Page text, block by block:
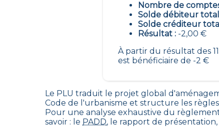
Nombre de
Solde débiteur
Solde créditeur
Résultat : -2,00 €
À partir du résultat des
est bénéficiaire de -2 €
Le PLU traduit le projet global
Code de l'urbanisme et structure les
Pour une analyse exhaustive du
savoir : le PADD, le rapport de